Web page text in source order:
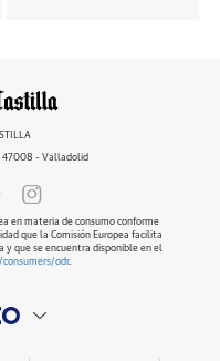
47008 - Valladolid
en materia de consumo conforme
que la Comisión Europea facilita
y que se encuentra disponible en el
odr.